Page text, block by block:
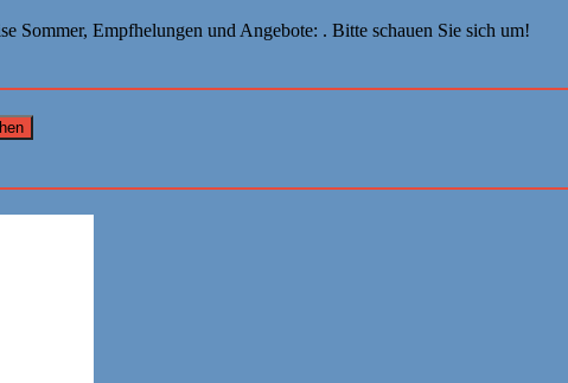
Sommer, Empfhelungen und Angebote: . Bitte schauen Sie sich um!